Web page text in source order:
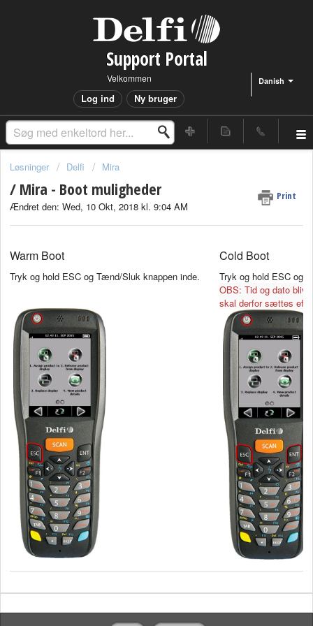
Support Portal
Danish
Velkommen
Log ind Ny bruger
Løsninger Delfi Mira
/ Mira - Boot muligheder Print
Ændret den: Wed, 10 Okt, 2018 kl. 9:04 AM
Warm Boot
Tryk og hold ESC og Tænd/Sluk knappen inde.
Cold Boot
Tryk og hold ESC og
OBS: Tid og dato
skal derfor sættes